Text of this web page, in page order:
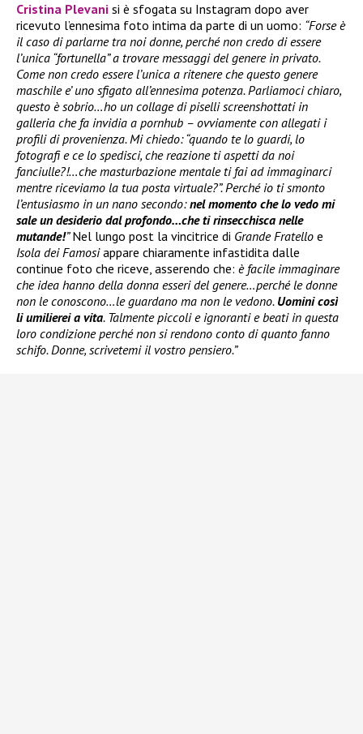
Cristina Plevani si è sfogata su Instagram dopo aver
ricevuto l’ennesima foto intima da parte di un uomo: “Forse è
il caso di parlarne tra noi donne, perché non credo di essere
l’unica “fortunella” a trovare messaggi del genere in privato.
Come non credo essere l’unica a ritenere che questo genere
maschile e’ uno sfigato all’ennesima potenza. Parliamoci chiaro,
questo è sobrio…ho un collage di piselli screenshottati in
galleria che fa invidia a pornhub – ovviamente con allegati i
profili di provenienza. Mi chiedo: “quando te lo guardi, lo
fotografi e ce lo spedisci, che reazione ti aspetti da noi
fanciulle?!…che masturbazione mentale ti fai ad immaginarci
mentre riceviamo la tua posta virtuale?”. Perché io ti smonto
l’entusiasmo in un nano secondo:nel momento che lo vedo mi
sale un desiderio dal profondo…che ti rinsecchisca nelle
mutande!”Nel lungo post la vincitrice di Grande Fratello e
Isola dei Famosiappare chiaramente infastidita dalle
continue foto che riceve, asserendo che: è facile immaginare
che idea hanno della donna esseri del genere…perché le donne
non le conoscono…le guardano ma non le vedono. Uomini così
li umilierei a vita. Talmente piccoli e ignoranti e beati in questa
loro condizione perché non si rendono conto di quanto fanno
schifo. Donne, scrivetemi il vostro pensiero.”